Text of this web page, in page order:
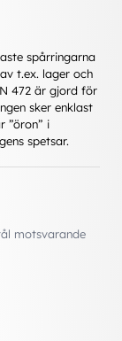
spårringarna
t.ex. lager och
472 är gjord för
sker enklast
”öron” i
spetsar.
motsvarande